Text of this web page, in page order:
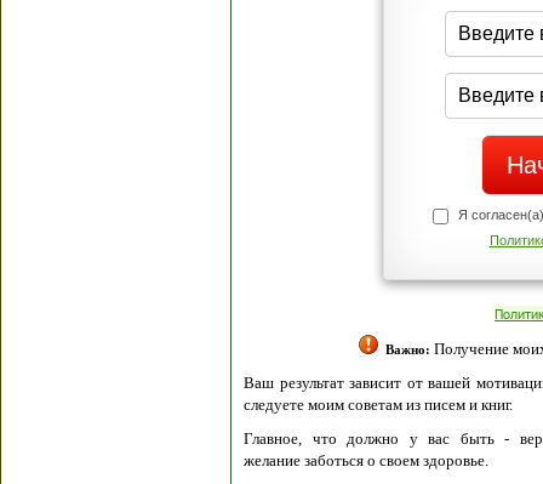
Я
Важно: Получение
Ваш результат зависит от вашей
следуете моим советам из писем и книг.
Главное, что должно у вас быть -
желание заботься о своем здоровье.